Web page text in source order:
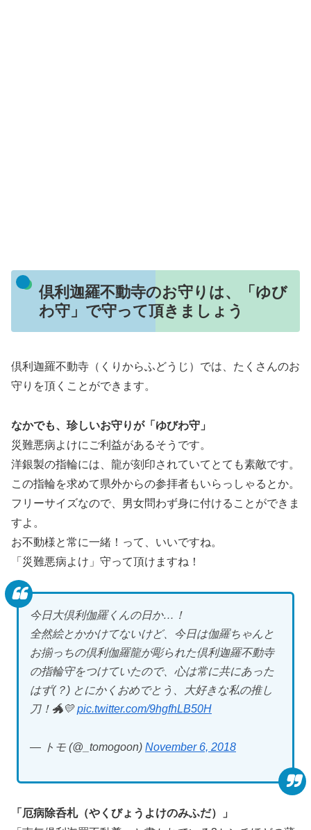
倶利迦羅不動寺のお守りは、「ゆび
わ守」で守って頂きましょう
倶利迦羅不動寺（くりからふどうじ）では、たくさんのお
守りを頂くことができます。
なかでも、珍しいお守りが「ゆびわ守」
災難悪病よけにご利益があるそうです。
洋銀製の指輪には、龍が刻印されていてとても素敵です。
この指輪を求めて県外からの参拝者もいらっしゃるとか。
フリーサイズなので、男女問わず身に付けることができま
すよ。
お不動様と常に一緒！って、いいですね。
「災難悪病よけ」守って頂けますね！
今日大倶利伽羅くんの日か…！
全然絵とかかけてないけど、今日は伽羅ちゃんと
お揃っちの倶利伽羅龍が彫られた倶利迦羅不動寺
の指輪守をつけていたので、心は常に共にあった
はず(？) とにかくおめでとう、大好きな私の推し
刀！🐲💛pic.twitter.com/9hgfhLB50H
— トモ (@_tomogoon) November 6, 2018
「厄病除呑札（やくびょうよけのみふだ）」